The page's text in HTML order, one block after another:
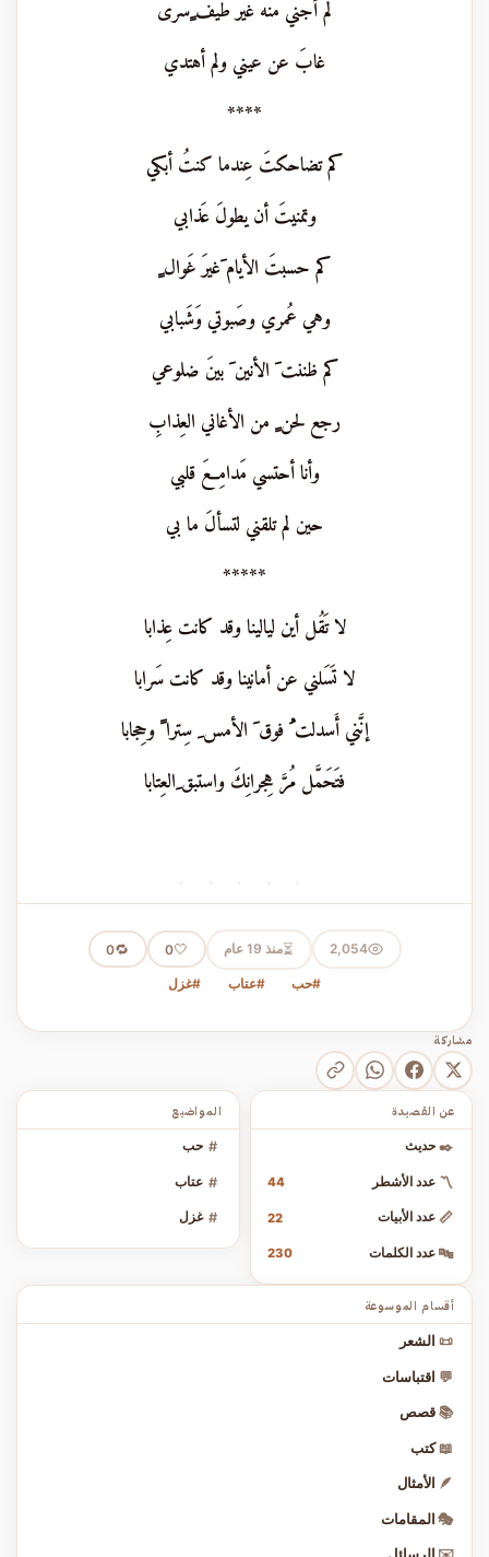
لم أجني منهُ غيرَ طيف ٍسَرَى
غابَ عن عيني ولم أهتدي
****
كم تضاحكتَ عِندما كنتُ أبكي
وتمنيتَ أن يطولَ عَذابي
كم حسبتَ الأيام َغيرَ غَوال ٍ
وهي عُمري وصَبوتي وَشَبابي
كم ظننت َ الأنين َ بينَ ضلوعي
رجع لحن ٍ من الأغاني العِذابِ
وأنا أحتسي مَدامِعَ قلبي
حين لم تلقني لتسألَ ما بي
*****
لا تَقُل أين ليالينا وقد كانت عِذابا
لا تَسَلني عن أمانينا وقد كانت سَرابا
إنَّني أَسدلت ُ فوق َ الأمس ِ سِترا ً وحِجابا
فتَحَمَّل مُرَّ هِجرانِكَ واستبق ِالعِتابا
· · · · ·
2,054
⏳منذ 19 عام 🤍
0
🔁
0
#حب #عتاب #غزل
مشاركة
المواضيع
# حب
# عتاب
# غزل
عن القصيدة
✒️ حديث
〽️ عدد الأشطر 44
📏 عدد الأبيات 22
🔤 عدد الكلمات 230
أقسام الموسوعة
📜 الشعر
💬 اقتباسات
📚 قصص
📖 كتب
🪶 الأمثال
🎭 المقامات